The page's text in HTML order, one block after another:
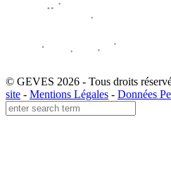
© GEVES 2026 - Tous droits
site - Mentions Légales - Données